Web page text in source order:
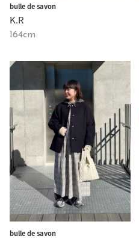
bulle de savon
K.R
164cm
bulle de savon